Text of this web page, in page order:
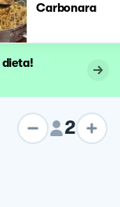
Carbonara
2